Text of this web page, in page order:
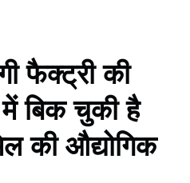
फैक्ट्री की
बिक चुकी है
की औद्योगिक